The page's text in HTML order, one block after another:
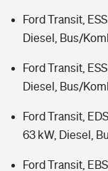
Ford Transit,
Diesel, Bus/
Ford Transit,
Diesel, Bus/
Ford Transit,
63 kW, Diesel,
Ford Transit,